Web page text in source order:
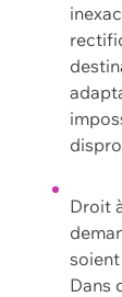
Droit
Dans